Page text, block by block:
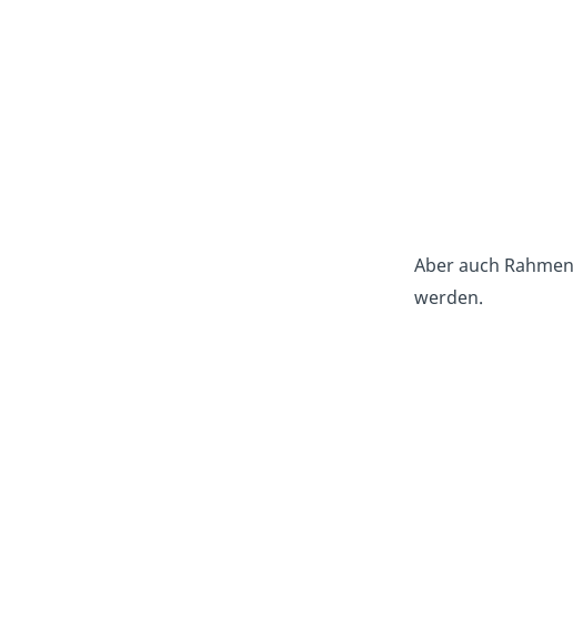
Aber auch
werden.